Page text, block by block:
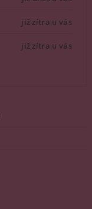
již zítra u vás
již zítra u vás